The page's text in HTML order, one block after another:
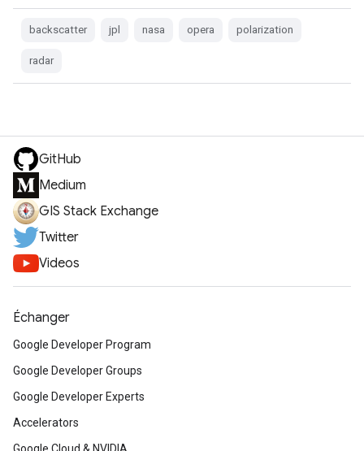
backscatter jpl nasa opera polarization
radar
GitHub
Medium
GIS Stack Exchange
Twitter
Videos
Échanger
Google Developer Program
Google Developer Groups
Google Developer Experts
Accelerators